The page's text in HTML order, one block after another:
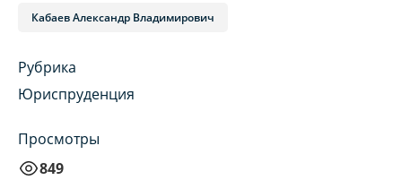
Кабаев Александр Владимирович
Рубрика
Юриспруденция
Просмотры
849